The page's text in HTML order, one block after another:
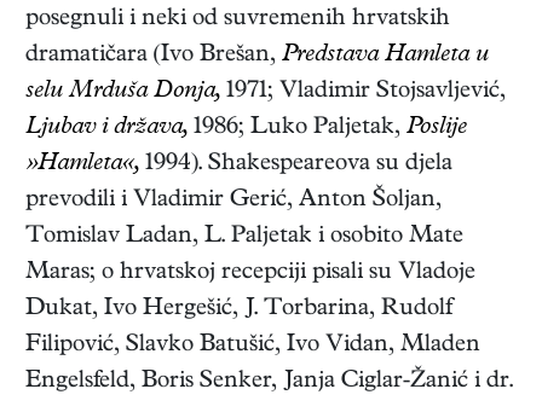
posegnuli i neki od suvremenih hrvatskih
dramatičara (Ivo Brešan, Predstava Hamleta u
selu Mrduša Donja, 1971; Vladimir Stojsavljević,
Ljubav i država, 1986; Luko Paljetak, Poslije
»Hamleta«, 1994). Shakespeareova su djela
prevodili i Vladimir Gerić, Anton Šoljan,
Tomislav Ladan, L. Paljetak i osobito Mate
Maras; o hrvatskoj recepciji pisali su Vladoje
Dukat, Ivo Hergešić, J. Torbarina, Rudolf
Filipović, Slavko Batušić, Ivo Vidan, Mladen
Engelsfeld, Boris Senker, Janja Ciglar-Žanić i dr.